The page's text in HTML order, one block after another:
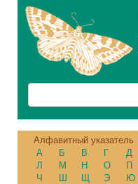
Алфавитный указатель
А
Б В Г Д
Л
М Н О П
Ч
Ш Щ Э Ю